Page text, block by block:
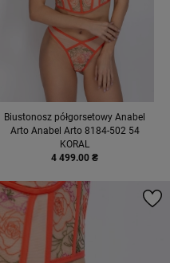
Biustonosz półgorsetowy Anabel
Arto Anabel Arto 8184-502 54
KORAL
4 499.00 ₴